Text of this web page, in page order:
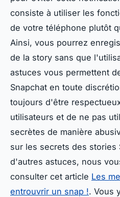
consiste à utiliser les
de votre téléphone plutôt
Ainsi, vous pourrez
de la story sans que
astuces vous permettent
Snapchat en toute
toujours d'être
utilisateurs et de ne pas
secrètes de manière
sur les secrets des stories
d'autres astuces, nous
consulter cet article Les
entrouvrir un snap !. Vous